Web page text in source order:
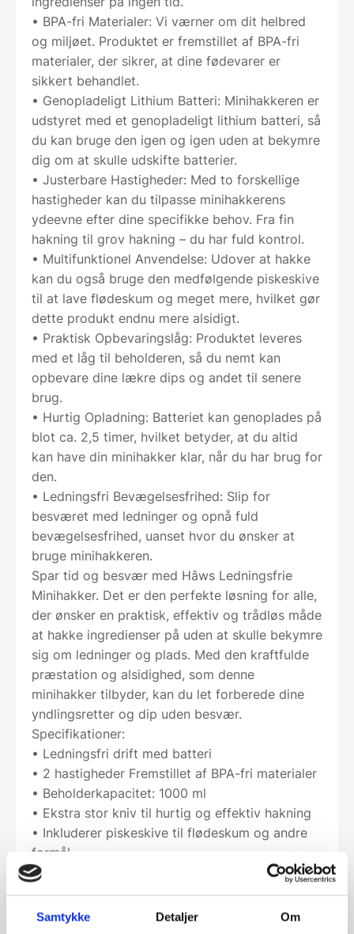
Samtykke Detaljer Om
• BPA-fri Materialer: Vi værner om dit helbred
og miljøet. Produktet er fremstillet af BPA-fri
materialer, der sikrer, at dine fødevarer er
sikkert behandlet.
• Genopladeligt Lithium Batteri: Minihakkeren er
udstyret med et genopladeligt lithium batteri, så
du kan bruge den igen og igen uden at bekymre
dig om at skulle udskifte batterier.
• Justerbare Hastigheder: Med to forskellige
hastigheder kan du tilpasse minihakkerens
ydeevne efter dine specifikke behov. Fra fin
hakning til grov hakning – du har fuld kontrol.
• Multifunktionel Anvendelse: Udover at hakke
kan du også bruge den medfølgende piskeskive
til at lave flødeskum og meget mere, hvilket gør
dette produkt endnu mere alsidigt.
• Praktisk Opbevaringslåg: Produktet leveres
med et låg til beholderen, så du nemt kan
opbevare dine lækre dips og andet til senere
brug.
• Hurtig Opladning: Batteriet kan genoplades på
blot ca. 2,5 timer, hvilket betyder, at du altid
kan have din minihakker klar, når du har brug for
den.
• Ledningsfri Bevægelsesfrihed: Slip for
besværet med ledninger og opnå fuld
bevægelsesfrihed, uanset hvor du ønsker at
bruge minihakkeren.
Spar tid og besvær med Hâws Ledningsfrie
Minihakker. Det er den perfekte løsning for alle,
der ønsker en praktisk, effektiv og trådløs måde
at hakke ingredienser på uden at skulle bekymre
sig om ledninger og plads. Med den kraftfulde
præstation og alsidighed, som denne
minihakker tilbyder, kan du let forberede dine
yndlingsretter og dip uden besvær.
Specifikationer:
• Ledningsfri drift med batteri
• 2 hastigheder Fremstillet af BPA-fri materialer
• Beholderkapacitet: 1000 ml
• Ekstra stor kniv til hurtig og effektiv hakning
• Inkluderer piskeskive til flødeskum og andre
formål
Gør din madlavning og forberedelse mere
bekvem og effektiv med Hâws Ledningsfrie
Minihakker.